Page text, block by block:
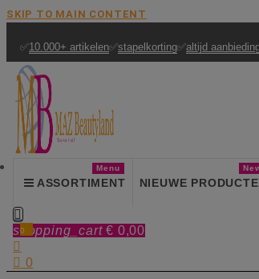
SKIP TO MAIN CONTENT
✅10.000+ artikelen✅stapelkorting✅altijd
ASSORTIMENT
Menu
NIEUWE

shopping_cart € 0,00
0

 0